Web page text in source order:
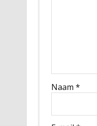
Naam *